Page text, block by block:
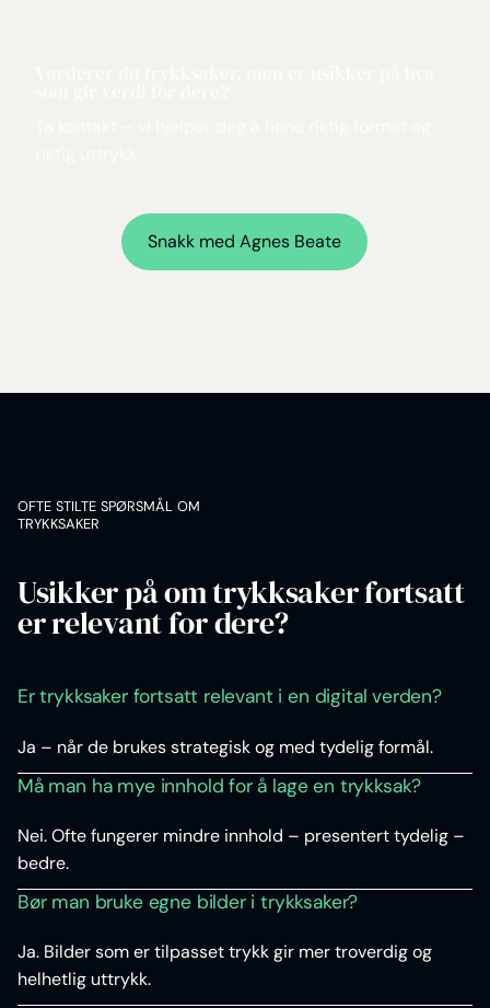
Snakk medAgnes Beate
OFTE STILTE SPØRSMÅL OM
TRYKKSAKER
Usikker på om trykksaker fortsatt
er relevant for dere?
Er trykksaker fortsatt relevant i en digital verden?
Ja – når de brukes strategisk og med tydelig formål.
Må man ha mye innhold for å lage en trykksak?
Nei. Ofte fungerer mindre innhold – presentert tydelig –
bedre.
Bør man bruke egne bilder i trykksaker?
Ja. Bilder som er tilpasset trykk gir mer troverdig og
helhetlig uttrykk.